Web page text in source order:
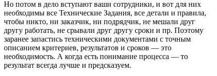
Но потом в дело вступают ваши сотрудники, и вот для них
необходимы все Технические Задания, все детали и правила,
чтобы никто, ни заказчик, ни подрядчик, не мешали друг
другу работать, не срывали друг другу сроки и пр. Поэтому
заранее запастись техническими документами с точным
описанием критериев, результатов и сроков — это
необходимость. А когда есть понимание процесса — то
результат всегда лучше и предсказуем.